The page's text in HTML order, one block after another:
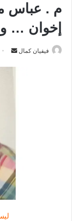
م . عباس
إخوان …
فيفيان كمال
ا
إ
ل
ك
ت
و